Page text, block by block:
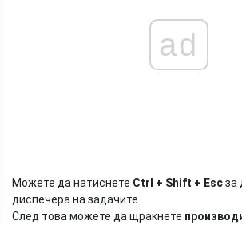
ad
Можете да натиснете Ctrl + Shift + Escза
диспечера на задачите.
След това можете да щракнете